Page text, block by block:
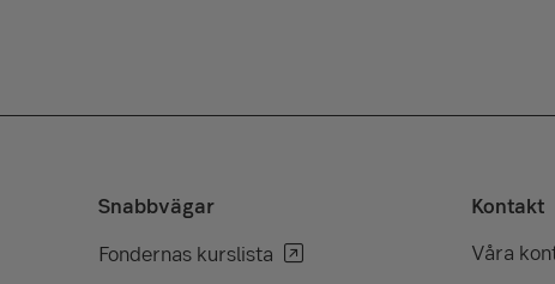
Snabbvägar
Fondernas kurslista
Kontakt
Våra